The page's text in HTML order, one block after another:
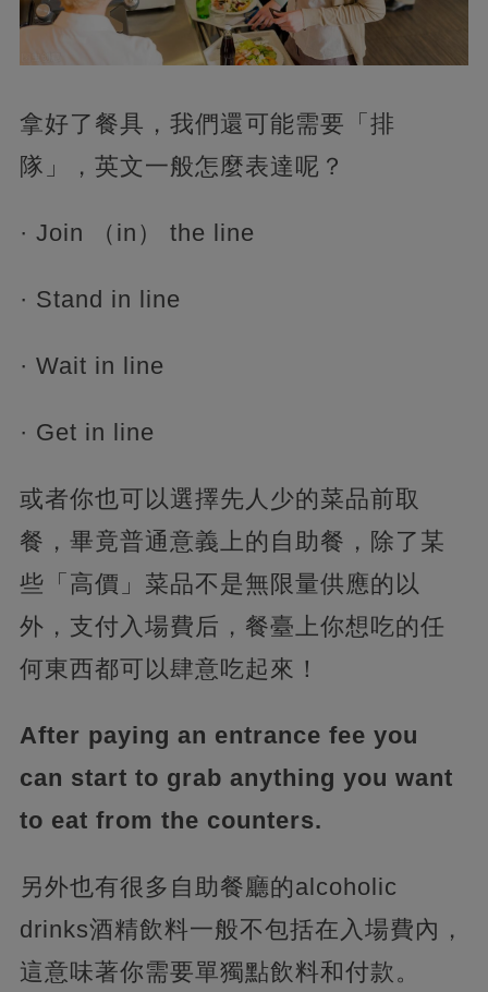
拿好了餐具，我們還可能需要「排
隊」，英文一般怎麼表達呢？
· Join （in） the line
· Stand in line
· Wait in line
· Get in line
或者你也可以選擇先人少的菜品前取
餐，畢竟普通意義上的自助餐，除了某
些「高價」菜品不是無限量供應的以
外，支付入場費后，餐臺上你想吃的任
何東西都可以肆意吃起來！
After paying an entrance fee you
can start to grab anything you want
to eat from the counters.
另外也有很多自助餐廳的alcoholic
drinks酒精飲料一般不包括在入場費內，
這意味著你需要單獨點飲料和付款。